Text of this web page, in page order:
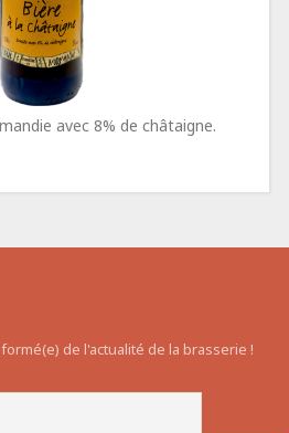
avec 8% de châtaigne.
de l'actualité de la brasserie !